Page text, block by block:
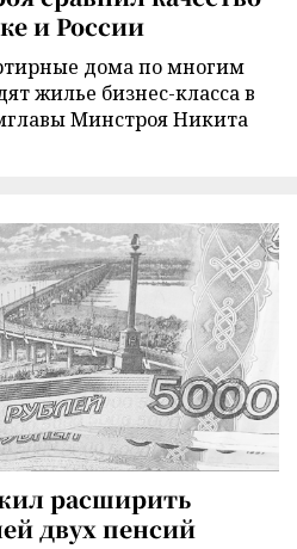
и России
дома по многим
жилье бизнес-класса в
Минстроя Никита
расширить
двух пенсий